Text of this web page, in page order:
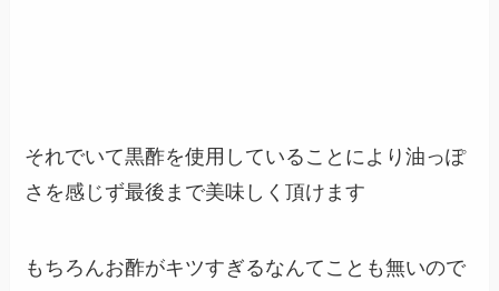
それでいて黒酢を使用していることにより油っぽ
さを感じず最後まで美味しく頂けます
もちろんお酢がキツすぎるなんてことも無いので